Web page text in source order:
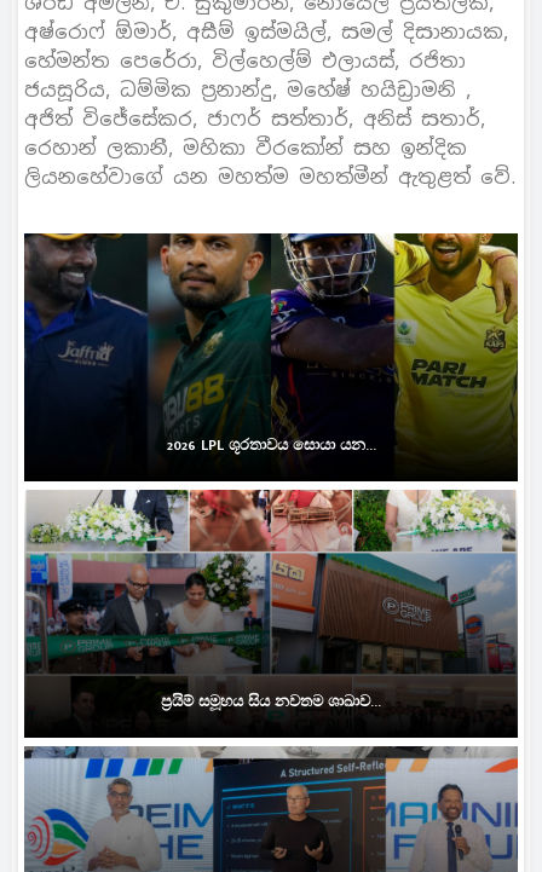
අෂ්රොෆ් ඕමාර්, අසීම් ඉස්මයිල්, සමල් දිසානායක,
හේමන්ත පෙරේරා, විල්හෙල්ම් එලායස්, රජිතා
ජයසූරිය, ධම්මික ප්‍රනාන්දු, මහේෂ් හයිඩ්‍රාමනි ,
අජිත් විජේසේකර, ජාෆර් සත්තාර්, අනිස් සතාර්,
රෙහාන් ලකානී, මහිකා වීරකෝන් සහ ඉන්දික
ලියනහේවාගේ යන මහත්ම මහත්මීන් ඇතුළත් වේ.
2026 LPL ශූරතාවය සොයා යන...
ප්‍රයිම් සමූහය සිය නවතම ශාඛාව...